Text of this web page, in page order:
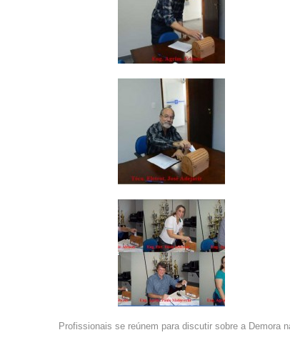
Profissionais se reúnem para discutir sobre a Demora